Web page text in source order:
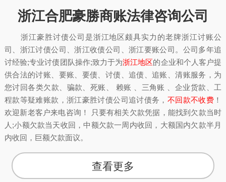
浙江合肥豪勝商账法律咨询公司
浙江豪胜讨债公司是浙江地区颇具实力的老牌浙江讨账公
司、浙江讨债公司、浙江收债公司、浙江要账公司。公司多年追
讨经验;专业讨债团队操作;致力于为浙江地区的企业和个人客户提
供合法的讨账、要账、要债、讨债、追债、追账、清账服务，为
您讨回各类欠款、骗款、死账、 赖账 、三角账 、企业货款、工
程款等疑难账款，浙江豪胜讨债公司追讨债务， 不回款不收费 ！
欢迎新老客户来电咨询！ 只要有相关欠款凭据，能找到欠款当时
人;小额欠款当天收回，中额欠款一周内收回，大额国内欠款半月
内收回，巨额欠款面议。
查看更多